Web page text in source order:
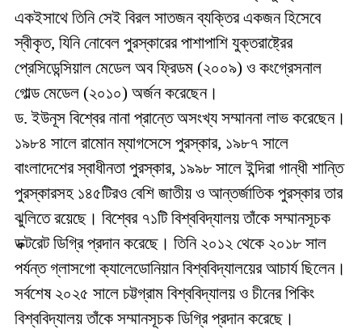
একইসাথে তিনি সেই বিরল সাতজন ব্যক্তির একজন হিসেবে
স্বীকৃত, যিনি নোবেল পুরস্কারের পাশাপাশি যুক্তরাষ্ট্রের
প্রেসিডেন্সিয়াল মেডেল অব ফ্রিডম (২০০৯) ও কংগ্রেসনাল
গোল্ড মেডেল (২০১০) অর্জন করেছেন।
ড. ইউনূস বিশ্বের নানা প্রান্তে অসংখ্য সম্মাননা লাভ করেছেন।
১৯৮৪ সালে রামোন ম্যাগসেসে পুরস্কার, ১৯৮৭ সালে
বাংলাদেশের স্বাধীনতা পুরস্কার, ১৯৯৮ সালে ইন্দিরা গান্ধী শান্তি
পুরস্কারসহ ১৪৫টিরও বেশি জাতীয় ও আন্তর্জাতিক পুরস্কার তার
ঝুলিতে রয়েছে। বিশ্বের ৭১টি বিশ্ববিদ্যালয় তাঁকে সম্মানসূচক
ডক্টরেট ডিগ্রি প্রদান করেছে। তিনি ২০১২ থেকে ২০১৮ সাল
পর্যন্ত গ্লাসগো ক্যালেডোনিয়ান বিশ্ববিদ্যালয়ের আচার্য ছিলেন।
সর্বশেষ ২০২৫ সালে চট্টগ্রাম বিশ্ববিদ্যালয় ও চীনের পিকিং
বিশ্ববিদ্যালয় তাঁকে সম্মানসূচক ডিগ্রি প্রদান করেছে।